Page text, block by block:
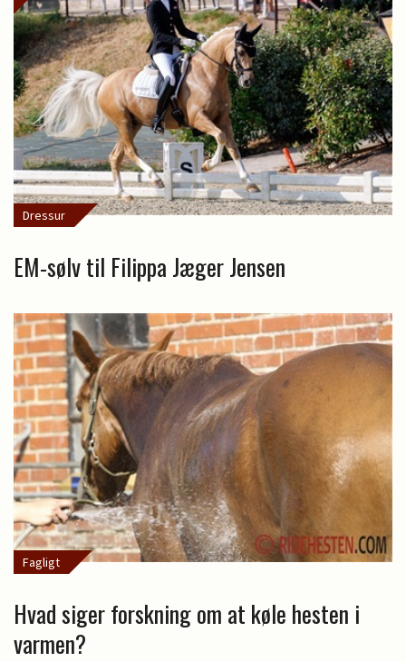
Dressur
EM-sølv til Filippa Jæger Jensen
Fagligt
Hvad siger forskning om at køle hesten i
varmen?